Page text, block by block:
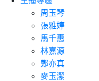
周玉琴
張雅婷
馬千惠
林嘉源
鄭亦真
麥玉潔